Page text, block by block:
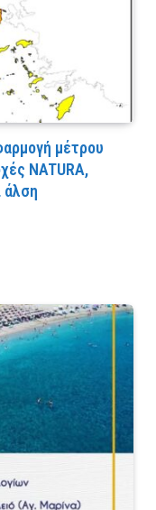
μέτρου
NATURA,
άλση